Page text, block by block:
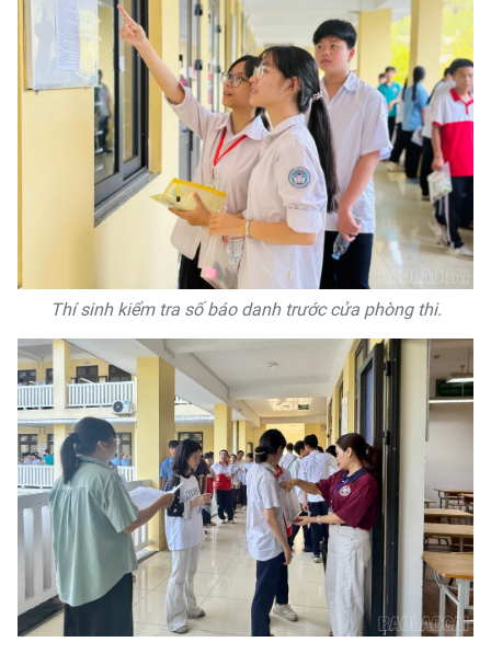
Thí sinh kiểm tra số báo danh trước cửa phòng thi.